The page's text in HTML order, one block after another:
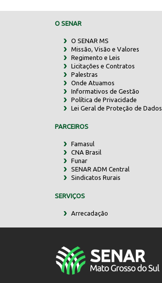
O SENAR
O SENAR MS
Missão, Visão e Valores
Regimento e Leis
Licitações e Contratos
Palestras
Onde Atuamos
Informativos de Gestão
Política de Privacidade
Lei Geral de Proteção de Dados
PARCEIROS
Famasul
CNA Brasil
Funar
SENAR ADM Central
Sindicatos Rurais
SERVIÇOS
Arrecadação